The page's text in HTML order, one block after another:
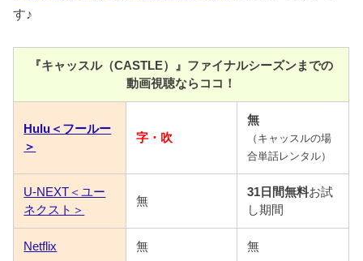
す♪
『キャッスル（CASTLE）』ファイナルシーズンまでの
動画視聴ならココ！
Hulu＜フールー
＞
字・吹
無
（キャッスルの場
合単話レンタル）
U-NEXT＜ユー
ネクスト＞
無
31日間無料お試
し期間
Netflix 無 無